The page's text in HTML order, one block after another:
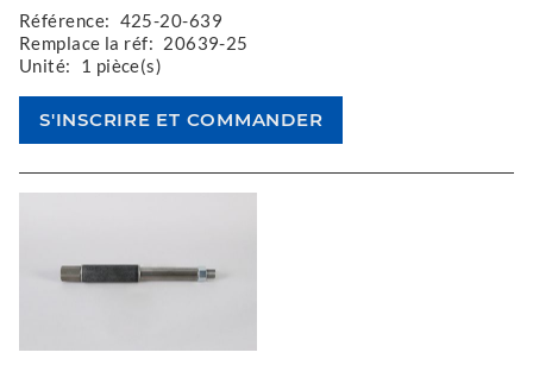
Référence: 425-20-639
Remplace la réf: 20639-25
Unité:
1 pièce(s)